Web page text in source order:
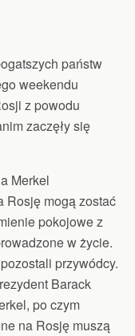
państw
weekendu
z powodu
zaczęły się
Merkel
Rosję mogą zostać
pokojowe z
w życie.
przywódcy.
Barack
po czym
na Rosję muszą